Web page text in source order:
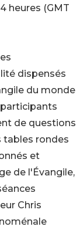
heures (GMT
dispensés
du monde
de questions
tables rondes
et
de l'Évangile,
Chris